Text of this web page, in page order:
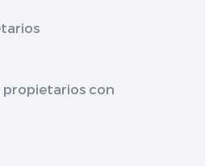
propietarios con